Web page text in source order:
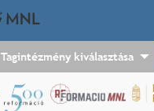
Tagintézmény kiválasztása